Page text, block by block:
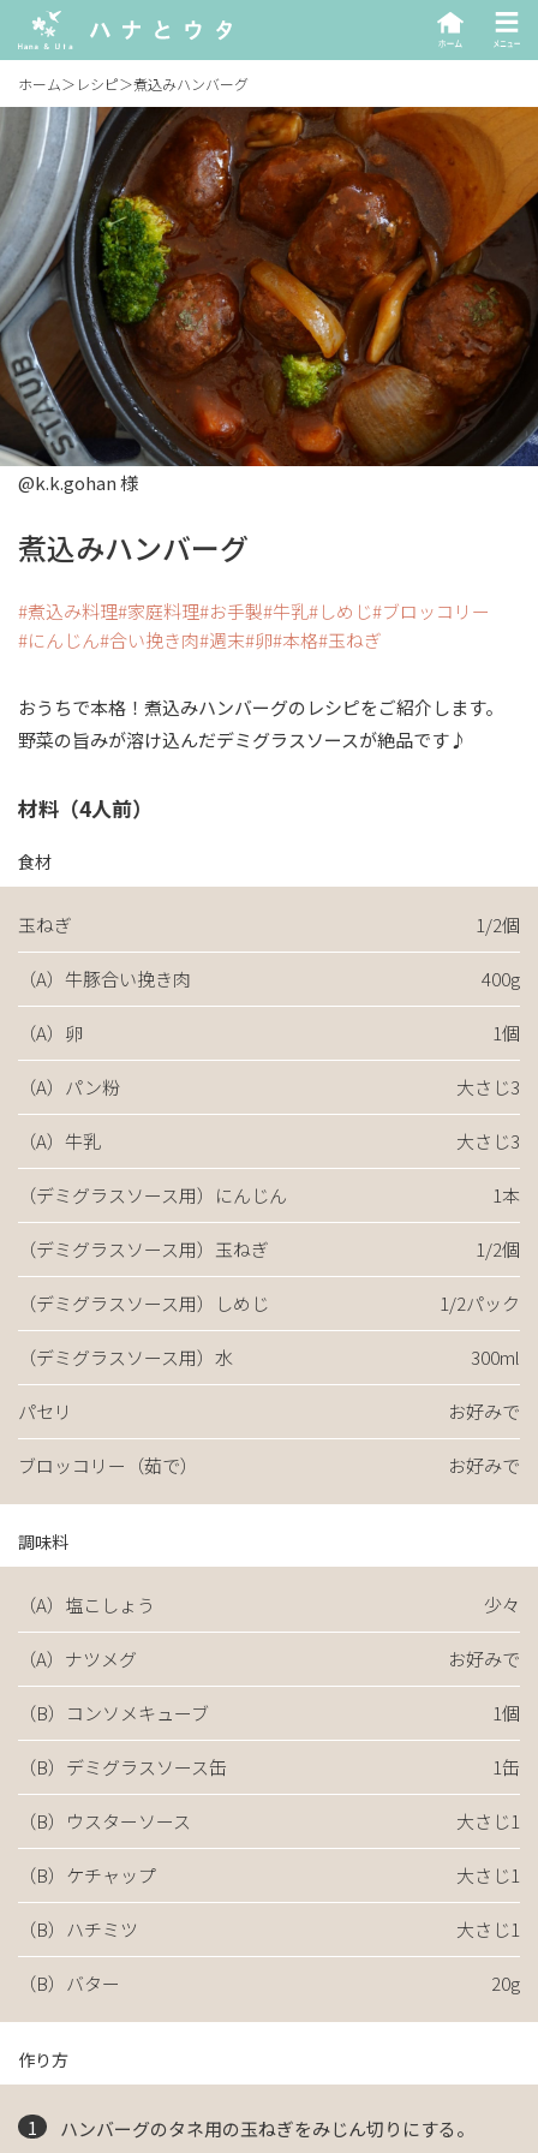
ホーム＞ レシピ＞煮込みハンバーグ
@k.k.gohan 様
煮込みハンバーグ
煮込み料理 家庭料理 お手製 牛乳 しめじ ブロッコリー
にんじん 合い挽き肉 週末 卵 本格 玉ねぎ
おうちで本格！煮込みハンバーグのレシピをご紹介します。
野菜の旨みが溶け込んだデミグラスソースが絶品です♪
材料（4人前）
食材
玉ねぎ 1/2個
（A）牛豚合い挽き肉 400g
（A）卵 1個
（A）パン粉 大さじ3
（A）牛乳 大さじ3
（デミグラスソース用）にんじん 1本
（デミグラスソース用）玉ねぎ 1/2個
（デミグラスソース用）しめじ 1/2パック
（デミグラスソース用）水 300ml
パセリ お好みで
ブロッコリー（茹で） お好みで
調味料
（A）塩こしょう 少々
（A）ナツメグ お好みで
（B）コンソメキューブ 1個
（B）デミグラスソース缶 1缶
（B）ウスターソース 大さじ1
（B）ケチャップ 大さじ1
（B）ハチミツ 大さじ1
（B）バター 20g
作り方
ハンバーグのタネ用の玉ねぎをみじん切りにする。